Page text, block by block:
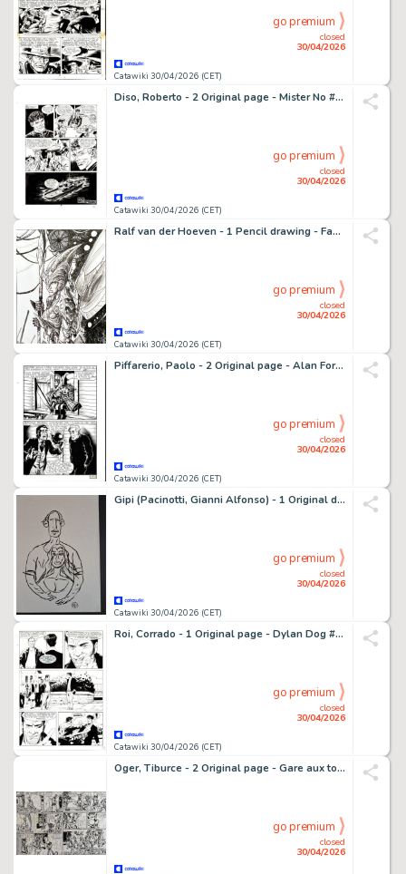
Catawiki 30/04/2026 (CET)
closed
30/04/2026
go premium
Diso, Roberto - 2 Original page - Mister No #221 - "Abissi" - 1993
Catawiki 30/04/2026 (CET)
closed
30/04/2026
go premium
Ralf van der Hoeven - 1 Pencil drawing - Fantasy Drawings - Female Warrior - 2012
Catawiki 30/04/2026 (CET)
closed
30/04/2026
go premium
Piffarerio, Paolo - 2 Original page - Alan Ford #107 - "Superciuk vive ancora" - 1979
Catawiki 30/04/2026 (CET)
closed
30/04/2026
go premium
Gipi (Pacinotti, Gianni Alfonso) - 1 Original drawing - L'Amore - 2010
Catawiki 30/04/2026 (CET)
closed
30/04/2026
go premium
Roi, Corrado - 1 Original page - Dylan Dog #259 - "Da una lontana galassia" - 2008
Catawiki 30/04/2026 (CET)
closed
30/04/2026
go premium
Oger, Tiburce - 2 Original page - Gare aux toutous - 1984
closed
30/04/2026
go premium